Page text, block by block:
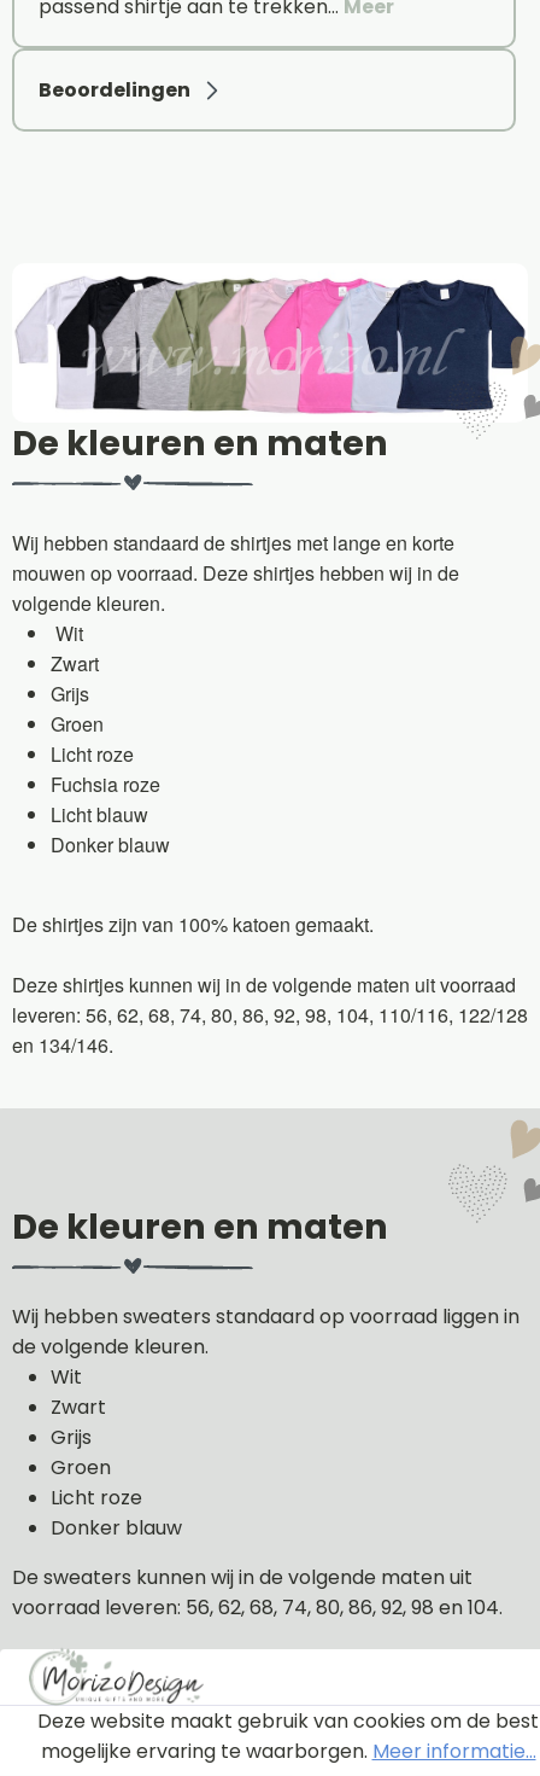
passend shirtje aan te trekken… Meer
Beoordelingen
De kleuren en maten
Wij hebben standaard de shirtjes met lange en korte
mouwen op voorraad. Deze shirtjes hebben wij in de
volgende kleuren.
Wit
Zwart
Grijs
Groen
Licht roze
Fuchsia roze
Licht blauw
Donker blauw
De shirtjes zijn van 100% katoen gemaakt.
Deze shirtjes kunnen wij in de volgende maten uit voorraad
leveren: 56, 62, 68, 74, 80, 86, 92, 98, 104, 110/116, 122/128
en 134/146.
De kleuren en maten
Wij hebben sweaters standaard op voorraad liggen in
de volgende kleuren.
Wit
Zwart
Grijs
Groen
Licht roze
Donker blauw
De sweaters kunnen wij in de volgende maten uit
voorraad leveren: 56, 62, 68, 74, 80, 86, 92, 98 en 104.
De sweaters zijn van 100% katoen gemaakt.
Deze website maakt gebruik van cookies om de best
mogelijke ervaring te waarborgen. Meer informatie...